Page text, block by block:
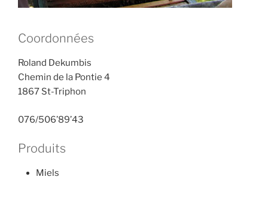
Coordonnées
Roland Dekumbis
Chemin de la Pontie 4
1867 St-Triphon
076/506’89’43
Produits
Miels